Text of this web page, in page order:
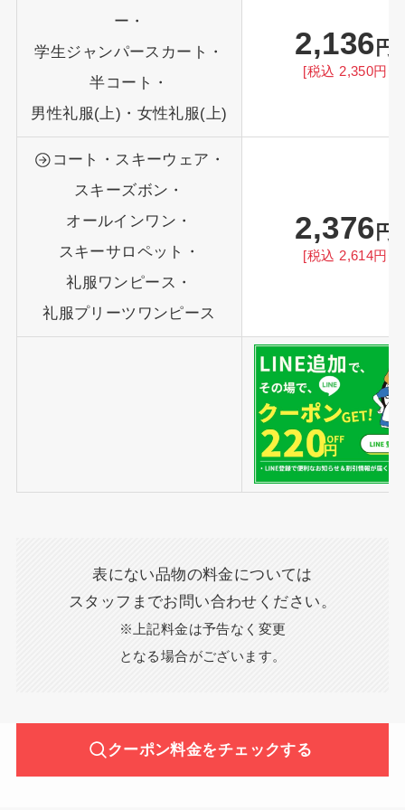
ー・
学生ジャンパースカート・
半コート・
男性礼服(上)・女性礼服(上)
2,136 円
[税込 2,350円〜]
コート・スキーウェア・
スキーズボン・
オールインワン・
スキーサロペット・
礼服ワンピース・
礼服プリーツワンピース
2,376 円
[税込 2,614円〜]
表にない品物の料金については
スタッフまでお問い合わせください。
※上記料金は予告なく変更
となる場合がございます。
クーポン料金をチェックする